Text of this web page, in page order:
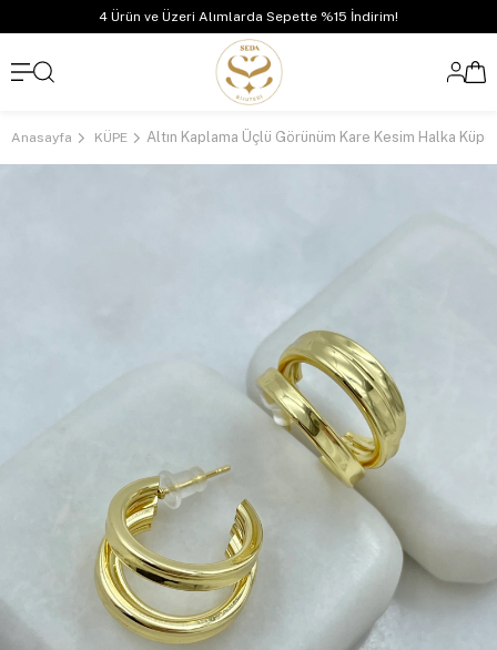
4 Ürün ve Üzeri Alımlarda Sepette %15 İndirim!
Anasayfa KÜPE